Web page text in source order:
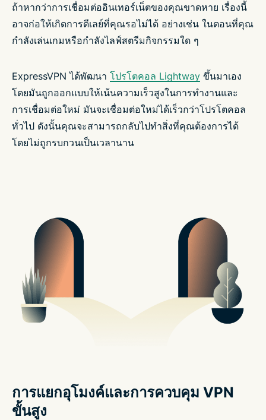
ถ้าหากว่าการเชื่อมต่ออินเทอร์เน็ตของคุณขาดหาย เรื่องนี้
อาจก่อให้เกิดการดีเลย์ที่คุณรอไม่ได้ อย่างเช่น ในตอนที่คุณ
กำลังเล่นเกมหรือกำลังไลฟ์สตรีมกิจกรรมใด ๆ
ExpressVPN ได้พัฒนา โปรโตคอล Lightway ขึ้นมาเอง
โดยมันถูกออกแบบให้เน้นความเร็วสูงในการทำงานและ
การเชื่อมต่อใหม่ มันจะเชื่อมต่อใหม่ได้เร็วกว่าโปรโตคอล
ทั่วไป ดังนั้นคุณจะสามารถกลับไปทำสิ่งที่คุณต้องการได้
โดยไม่ถูกรบกวนเป็นเวลานาน
การแยกอุโมงค์และการควบคุม VPN
ขั้นสูง